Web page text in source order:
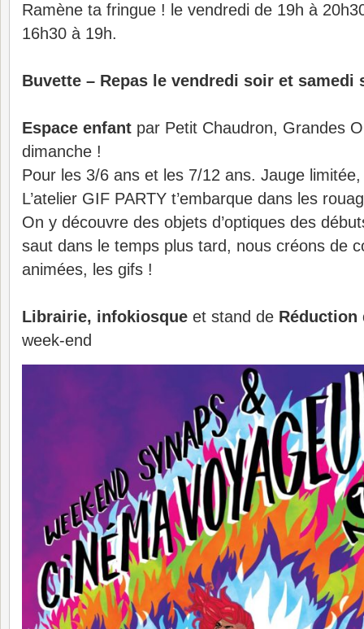
Ramène ta fringue ! le vendredi de 19h à
16h30 à 19h.
Buvette – Repas le vendredi soir et samedi
Espace enfant par Petit Chaudron, Grandes
dimanche !
Pour les 3/6 ans et les 7/12 ans. Jauge
L’atelier GIF PARTY t’embarque dans les
On y découvre des objets d’optiques des
saut dans le temps plus tard, nous créons de
animées, les gifs !
Librairie, infokiosque et stand de Réduction
week-end